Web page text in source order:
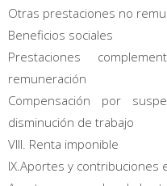
Otras prestaciones no
Beneficios sociales
Prestaciones
remuneración
Compensación por
disminución de trabajo
VIII. Renta imponible
IX.Aportes y contribuciones